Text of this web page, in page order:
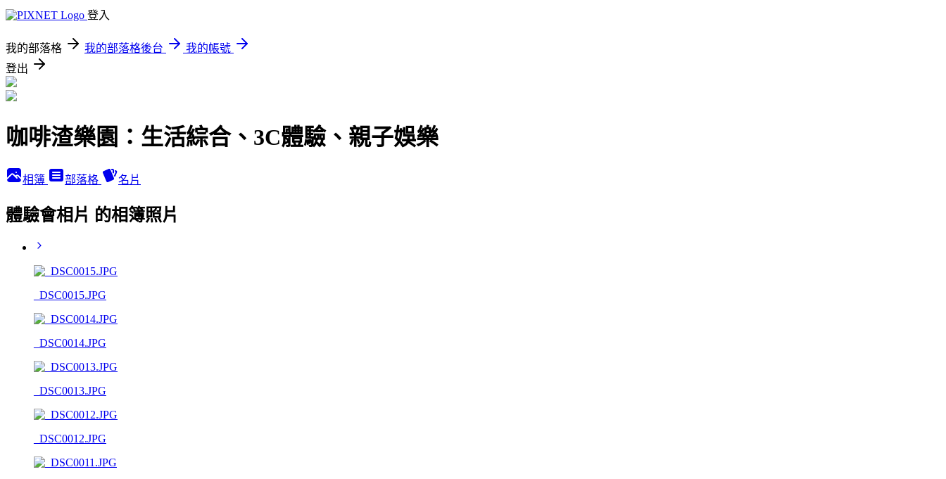
登入
我的部落格 我的部落格後台
我的帳號
登出
咖啡渣樂園：生活綜合、3C體驗、親子娛樂
相簿 部落格 名片
體驗會相片 的相簿照片
_DSC0015.JPG
_DSC0014.JPG
_DSC0013.JPG
_DSC0012.JPG